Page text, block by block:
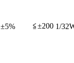
±5% ≦±200 1/